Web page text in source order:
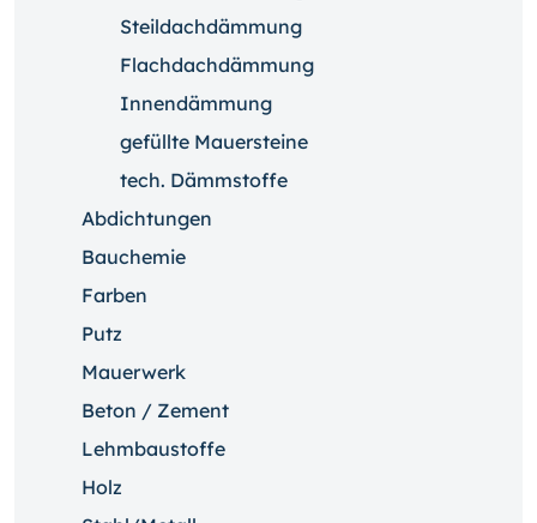
Steildachdämmung
Flachdachdämmung
Innendämmung
gefüllte Mauersteine
tech. Dämmstoffe
Abdichtungen
Bauchemie
Farben
Putz
Mauerwerk
Beton / Zement
Lehmbaustoffe
Holz